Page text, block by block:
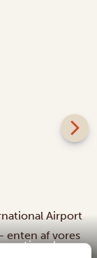
Airport
enten af vores